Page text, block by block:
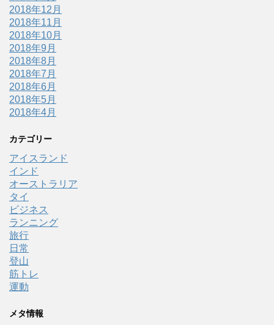
2018年12月
2018年11月
2018年10月
2018年9月
2018年8月
2018年7月
2018年6月
2018年5月
2018年4月
カテゴリー
アイスランド
インド
オーストラリア
タイ
ビジネス
ランニング
旅行
日常
登山
筋トレ
運動
メタ情報